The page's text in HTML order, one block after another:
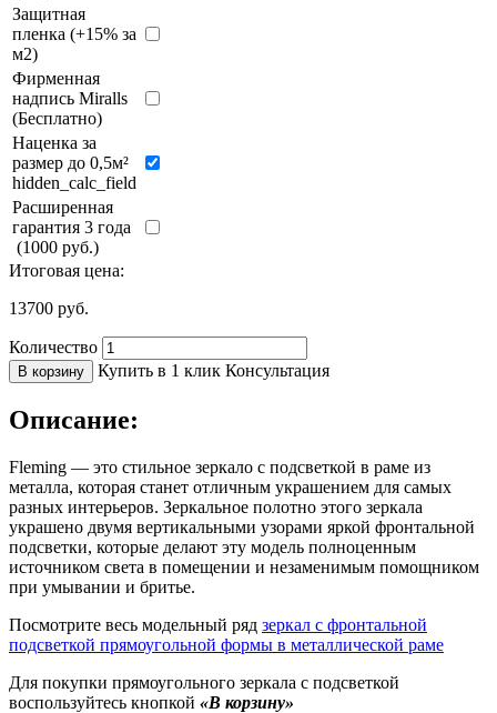
Защитная
пленка (+15% за
м2)
Фирменная
надпись Miralls
(Бесплатно)
Наценка за
размер до 0,5м²
hidden_calc_field
Расширенная
гарантия 3 года
(1000 руб.)
Итоговая цена:
13700 руб.
Количество
В корзину Купить в 1 клик Консультация
Описание:
Fleming — это стильное зеркало с подсветкой в раме из
металла, которая станет отличным украшением для самых
разных интерьеров. Зеркальное полотно этого зеркала
украшено двумя вертикальными узорами яркой фронтальной
подсветки, которые делают эту модель полноценным
источником света в помещении и незаменимым помощником
при умывании и бритье.
Посмотрите весь модельный ряд зеркал с фронтальной
подсветкой прямоугольной формы в металлической раме
Для покупки прямоугольного зеркала с подсветкой
воспользуйтесь кнопкой «В корзину»